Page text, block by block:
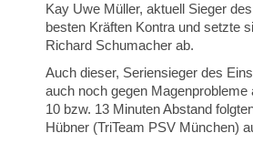
Kay Uwe Müller, aktuell Sieger
besten Kräften Kontra und setzte
Richard Schumacher ab.
Auch dieser, Seriensieger des
auch noch gegen
10 bzw. 13 Minuten Abstand
Hübner (TriTeam PSV München)